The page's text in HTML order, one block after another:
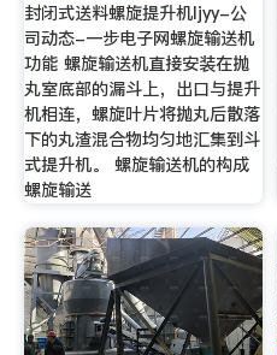
封闭式送料螺旋提升机ljyy-公
司动态-一步电子网螺旋输送机
功能 螺旋输送机直接安装在抛
丸室底部的漏斗上，出口与提升
机相连，螺旋叶片将抛丸后散落
下的丸渣混合物均匀地汇集到斗
式提升机。 螺旋输送机的构成
螺旋输送